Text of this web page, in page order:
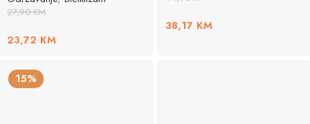
27,90KM
23,72 KM
38,17 KM
15%